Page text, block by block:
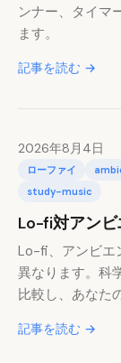
ンナー、タイマ
ます。
記事を読む →
2026年8月4日
ローファイ
study-music
Lo-fi対アンビ
Lo-fi、アンビエ
異なります。科
比較し、あなた
記事を読む →